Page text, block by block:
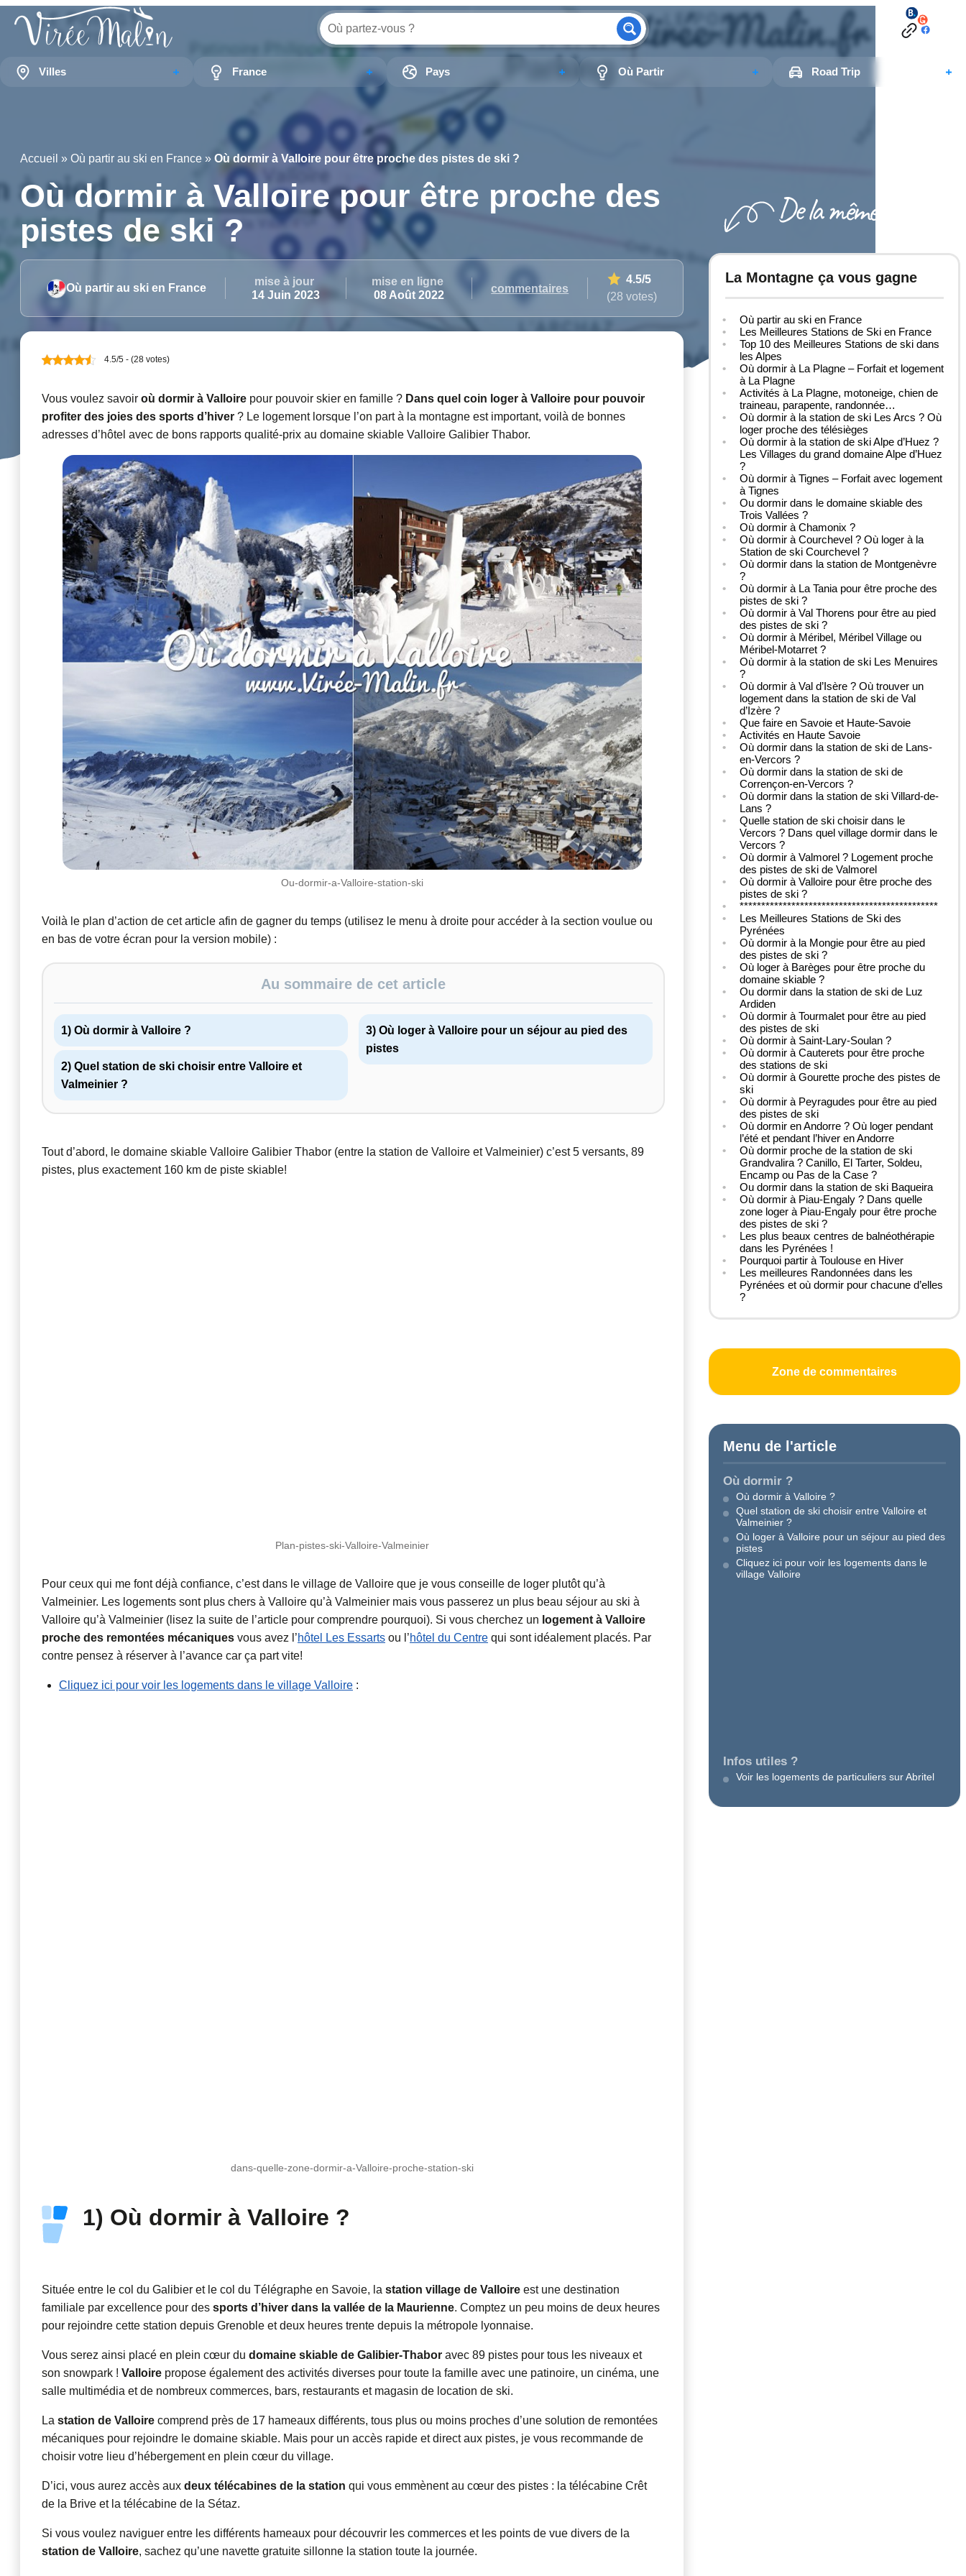
Villes France Pays Où Partir Road Trip
Accueil » Où partir au ski en France » Où dormir à Valloire pour être proche des pistes de ski ?
Où dormir à Valloire pour être proche des
pistes de ski ?
Où partir au ski en France
mise à jour
14 Juin 2023
mise en ligne
08 Août 2022
commentaires
4.5/5
(28 votes)
4.5/5 - (28 votes)
Vous voulez savoir où dormir à Valloire pour pouvoir skier en famille ? Dans quel coin loger à Valloire pour pouvoir
profiter des joies des sports d’hiver ? Le logement lorsque l’on part à la montagne est important, voilà de bonnes
adresses d’hôtel avec de bons rapports qualité-prix au domaine skiable Valloire Galibier Thabor.
Ou-dormir-a-Valloire-station-ski
Voilà le plan d’action de cet article afin de gagner du temps (utilisez le menu à droite pour accéder à la section voulue ou
en bas de votre écran pour la version mobile) :
Au sommaire de cet article
1) Où dormir à Valloire ?
2) Quel station de ski choisir entre Valloire et
Valmeinier ?
3) Où loger à Valloire pour un séjour au pied des
pistes
Tout d’abord, le domaine skiable Valloire Galibier Thabor (entre la station de Valloire et Valmeinier) c’est 5 versants, 89
pistes, plus exactement 160 km de piste skiable!
Plan-pistes-ski-Valloire-Valmeinier
Pour ceux qui me font déjà confiance, c’est dans le village de Valloire que je vous conseille de loger plutôt qu’à
Valmeinier. Les logements sont plus chers à Valloire qu’à Valmeinier mais vous passerez un plus beau séjour au ski à
Valloire qu’à Valmeinier (lisez la suite de l’article pour comprendre pourquoi). Si vous cherchez un logement à Valloire
proche des remontées mécaniques vous avez l’hôtel Les Essarts ou l’hôtel du Centre qui sont idéalement placés. Par
contre pensez à réserver à l’avance car ça part vite!
Cliquez ici pour voir les logements dans le village Valloire :
dans-quelle-zone-dormir-a-Valloire-proche-station-ski
1) Où dormir à Valloire ?
Située entre le col du Galibier et le col du Télégraphe en Savoie, la station village de Valloire est une destination
familiale par excellence pour des sports d’hiver dans la vallée de la Maurienne. Comptez un peu moins de deux heures
pour rejoindre cette station depuis Grenoble et deux heures trente depuis la métropole lyonnaise.
Vous serez ainsi placé en plein cœur du domaine skiable de Galibier-Thabor avec 89 pistes pour tous les niveaux et
son snowpark ! Valloire propose également des activités diverses pour toute la famille avec une patinoire, un cinéma, une
salle multimédia et de nombreux commerces, bars, restaurants et magasin de location de ski.
La station de Valloire comprend près de 17 hameaux différents, tous plus ou moins proches d’une solution de remontées
mécaniques pour rejoindre le domaine skiable. Mais pour un accès rapide et direct aux pistes, je vous recommande de
choisir votre lieu d’hébergement en plein cœur du village.
D’ici, vous aurez accès aux deux télécabines de la station qui vous emmènent au cœur des pistes : la télécabine Crêt
de la Brive et la télécabine de la Sétaz.
Si vous voulez naviguer entre les différents hameaux pour découvrir les commerces et les points de vue divers de la
station de Valloire, sachez qu’une navette gratuite sillonne la station toute la journée.
La Montagne ça vous gagne
Où partir au ski en France
Les Meilleures Stations de Ski en France
Top 10 des Meilleures Stations de ski dans
les Alpes
Où dormir à La Plagne – Forfait et logement
à La Plagne
Activités à La Plagne, motoneige, chien de
traineau, parapente, randonnée…
Où dormir à la station de ski Les Arcs ? Où
loger proche des télésièges
Où dormir à la station de ski Alpe d’Huez ?
Les Villages du grand domaine Alpe d’Huez
?
Où dormir à Tignes – Forfait avec logement
à Tignes
Ou dormir dans le domaine skiable des
Trois Vallées ?
Où dormir à Chamonix ?
Où dormir à Courchevel ? Où loger à la
Station de ski Courchevel ?
Où dormir dans la station de Montgenèvre
?
Où dormir à La Tania pour être proche des
pistes de ski ?
Où dormir à Val Thorens pour être au pied
des pistes de ski ?
Où dormir à Méribel, Méribel Village ou
Méribel-Motarret ?
Où dormir à la station de ski Les Menuires
?
Où dormir à Val d’Isère ? Où trouver un
logement dans la station de ski de Val
d’Izère ?
Que faire en Savoie et Haute-Savoie
Activités en Haute Savoie
Où dormir dans la station de ski de Lans-
en-Vercors ?
Où dormir dans la station de ski de
Corrençon-en-Vercors ?
Où dormir dans la station de ski Villard-de-
Lans ?
Quelle station de ski choisir dans le
Vercors ? Dans quel village dormir dans le
Vercors ?
Où dormir à Valmorel ? Logement proche
des pistes de ski de Valmorel
Où dormir à Valloire pour être proche des
pistes de ski ?
**********************************************
Les Meilleures Stations de Ski des
Pyrénées
Où dormir à la Mongie pour être au pied
des pistes de ski ?
Où loger à Barèges pour être proche du
domaine skiable ?
Ou dormir dans la station de ski de Luz
Ardiden
Où dormir à Tourmalet pour être au pied
des pistes de ski
Où dormir à Saint-Lary-Soulan ?
Où dormir à Cauterets pour être proche
des stations de ski
Où dormir à Gourette proche des pistes de
ski
Où dormir à Peyragudes pour être au pied
des pistes de ski
Où dormir en Andorre ? Où loger pendant
l’été et pendant l’hiver en Andorre
Où dormir proche de la station de ski
Grandvalira ? Canillo, El Tarter, Soldeu,
Encamp ou Pas de la Case ?
Ou dormir dans la station de ski Baqueira
Où dormir à Piau-Engaly ? Dans quelle
zone loger à Piau-Engaly pour être proche
des pistes de ski ?
Les plus beaux centres de balnéothérapie
dans les Pyrénées !
Pourquoi partir à Toulouse en Hiver
Les meilleures Randonnées dans les
Pyrénées et où dormir pour chacune d’elles
?
Zone de commentaires
Menu de l'article
Où dormir ?
Où dormir à Valloire ?
Quel station de ski choisir entre Valloire et
Valmeinier ?
Où loger à Valloire pour un séjour au pied des
pistes
Cliquez ici pour voir les logements dans le
village Valloire
Infos utiles ?
Voir les logements de particuliers sur Abritel